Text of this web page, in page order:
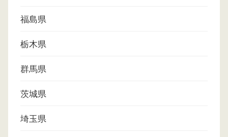
福島県
栃木県
群馬県
茨城県
埼玉県